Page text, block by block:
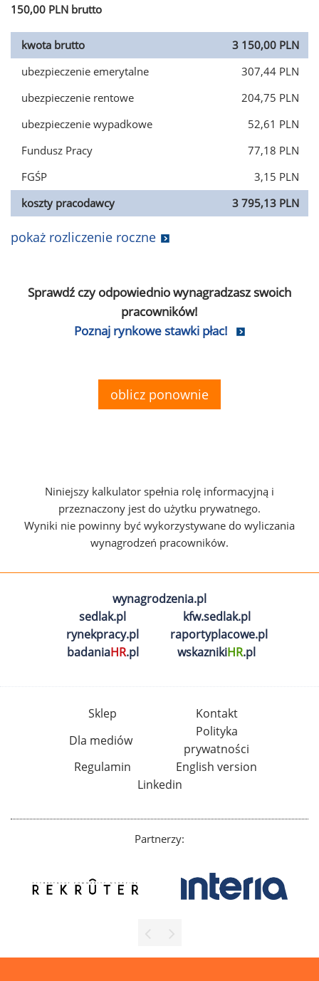
150,00 PLN brutto
kwota brutto
3 150,00 PLN
ubezpieczenie emerytalne
307,44 PLN
ubezpieczenie rentowe
204,75 PLN
ubezpieczenie wypadkowe
52,61 PLN
Fundusz Pracy
77,18 PLN
FGŚP
3,15 PLN
koszty pracodawcy
3 795,13 PLN
pokaż rozliczenie roczne
Sprawdź czy odpowiednio wynagradzasz swoich
pracowników!
Poznaj rynkowe stawki płac!
oblicz ponownie
Niniejszy kalkulator spełnia rolę informacyjną i
przeznaczony jest do użytku prywatnego.
Wyniki nie powinny być wykorzystywane do wyliczania
wynagrodzeń pracowników.
wynagrodzenia.pl
sedlak.pl
kfw.sedlak.pl
rynekpracy.pl
raportyplacowe.pl
badaniaHR.pl wskaznikiHR.pl
Sklep
Kontakt
Dla mediów
Polityka
prywatności
Regulamin
English version
Linkedin
Partnerzy: